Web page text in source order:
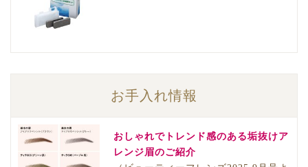
お手入れ情報
おしゃれでトレンド感のある垢抜けア
レンジ眉のご紹介